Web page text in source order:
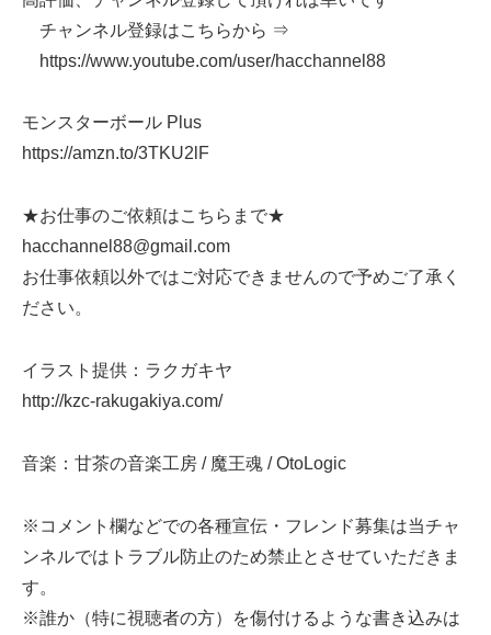
チャンネル登録はこちらから ⇒
https://www.youtube.com/user/hacchannel88
モンスターボール Plus
https://amzn.to/3TKU2lF
★お仕事のご依頼はこちらまで★
hacchannel88@gmail.com
お仕事依頼以外ではご対応できませんので予めご了承く
ださい。
イラスト提供：ラクガキヤ
http://kzc-rakugakiya.com/
音楽：甘茶の音楽工房 / 魔王魂 / OtoLogic
※コメント欄などでの各種宣伝・フレンド募集は当チャ
ンネルではトラブル防止のため禁止とさせていただきま
す。
※誰か（特に視聴者の方）を傷付けるような書き込みは